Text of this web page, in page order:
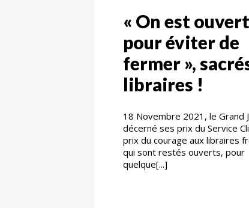
« On est
pour éviter de
fermer »,
libraires !
18 Novembre 2021, le Grand
décerné ses prix du Service
prix du courage aux libraires
qui sont restés ouverts, pour
quelque[...]